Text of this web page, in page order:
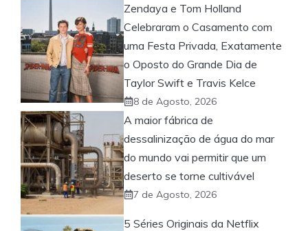
Zendaya e Tom Holland
Celebraram o Casamento com
uma Festa Privada, Exatamente
o Oposto do Grande Dia de
Taylor Swift e Travis Kelce
8 de Agosto, 2026
A maior fábrica de
dessalinização de água do mar
do mundo vai permitir que um
deserto se torne cultivável
7 de Agosto, 2026
5 Séries Originais da Netflix